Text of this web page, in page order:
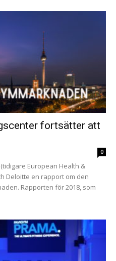
fortsätter att
0
European Health &
Deloitte en rapport om den
Rapporten för 2018, som